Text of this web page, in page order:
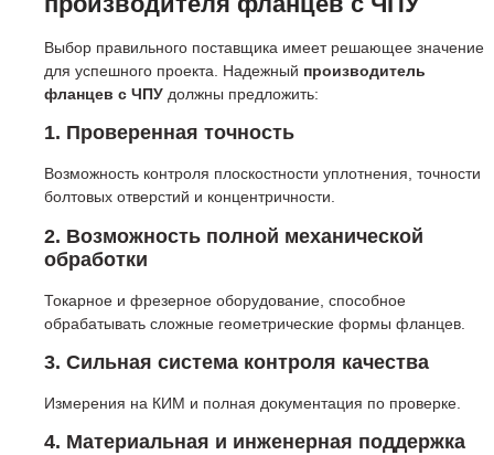
Выбор правильного поставщика имеет решающее значение
для успешного проекта. Надежный производитель
фланцев с ЧПУ должны предложить:
1. Проверенная точность
Возможность контроля плоскостности уплотнения, точности
болтовых отверстий и концентричности.
2. Возможность полной механической
обработки
Токарное и фрезерное оборудование, способное
обрабатывать сложные геометрические формы фланцев.
3. Сильная система контроля качества
Измерения на КИМ и полная документация по проверке.
4. Материальная и инженерная поддержка